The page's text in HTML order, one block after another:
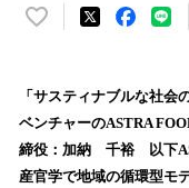
い
！
数
を
読
「サスティナブルな社会
ベンチャーのASTRA
締役：加納 千裕 以下
産官学で地域の循環型モ